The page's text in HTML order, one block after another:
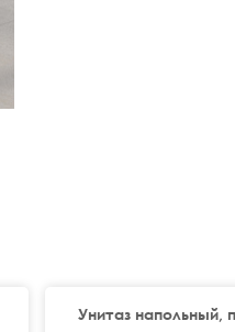
Унитаз напольный,